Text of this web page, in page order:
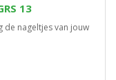
13
de nageltjes van jouw